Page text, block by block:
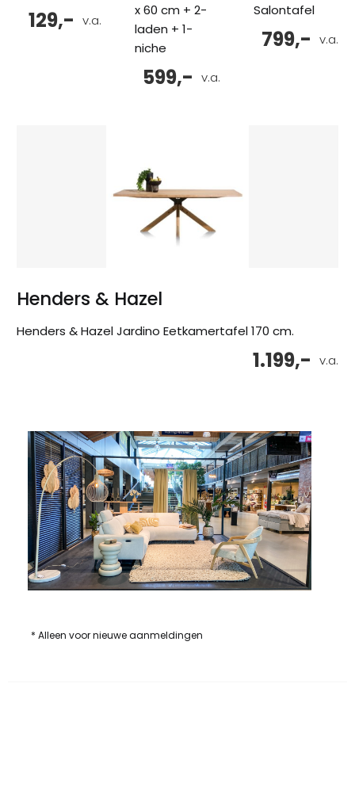
v.a.
129,-
x 60 cm + 2-
laden + 1-
niche
v.a.
599,-
Salontafel
v.a.
799,-
Henders & Hazel
Henders & Hazel Jardino Eetkamertafel 170 cm.
v.a.
1.199,-
* Alleen voor nieuwe aanmeldingen